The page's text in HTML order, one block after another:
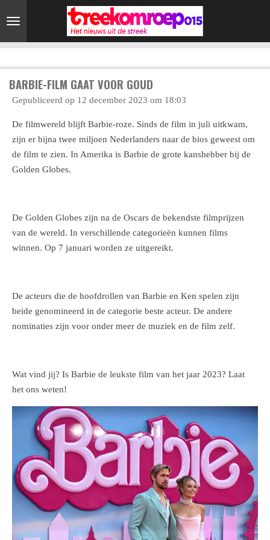
direct
naar
BARBIE-FILM GAAT VOOR GOUD
Gepubliceerd op 12 december 2023 om 18:03
De filmwereld blijft Barbie-roze. Sinds de film in juli uitkwam,
zijn er bijna twee miljoen Nederlanders naar de bios geweest om
de film te zien. In Amerika is Barbie de grote kanshebber bij de
Golden Globes.
De Golden Globes zijn na de Oscars de bekendste filmprijzen
van de wereld. In verschillende categorieën kunnen films
winnen. Op 7 januari worden ze uitgereikt.
De acteurs die de hoofdrollen van Barbie en Ken spelen zijn
beide genomineerd in de categorie beste acteur. De andere
nominaties zijn voor onder meer de muziek en de film zelf.
Wat vind jij? Is Barbie de leukste film van het jaar 2023? Laat
het ons weten!